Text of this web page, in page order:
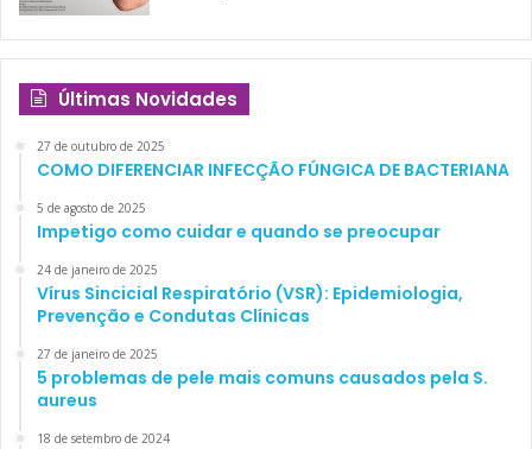
Últimas Novidades
27 de outubro de 2025
COMO DIFERENCIAR INFECÇÃO FÚNGICA DE BACTERIANA
5 de agosto de 2025
Impetigo como cuidar e quando se preocupar
24 de janeiro de 2025
Vírus Sincicial Respiratório (VSR): Epidemiologia,
Prevenção e Condutas Clínicas
27 de janeiro de 2025
5 problemas de pele mais comuns causados pela S.
aureus
18 de setembro de 2024